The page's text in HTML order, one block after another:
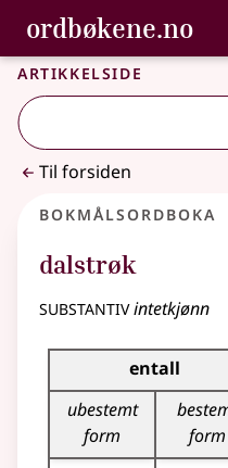
Gå til hovedinnhold
Tilgjengelighet
ordbøkene.no,
Bokmålsordboka og
Artikkelside
Til forsiden
Bokmålsordboka
dalstrøk
substantivintetkjønn
Bøyingstabell for
entall
ubestemt
form
form